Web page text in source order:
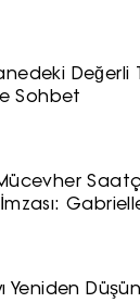
Değerli
Sohbet
Yeniden